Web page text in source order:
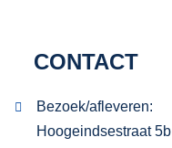
CONTACT
Bezoek/afleveren:
Hoogeindsestraat 5b